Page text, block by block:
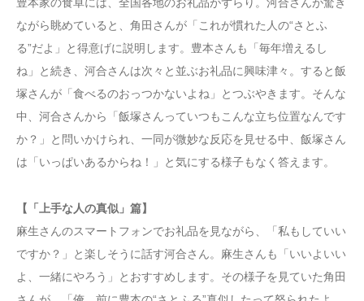
ながら眺めていると、角田さんが「これが慣れた人の“さとふ
る”だよ」と得意げに説明します。豊本さんも「毎年増えるし
ね」と続き、河合さんは次々と並ぶお礼品に興味津々。すると飯
塚さんが「食べるのおっつかないよね」とつぶやきます。そんな
中、河合さんから「飯塚さんっていつもこんな⽴ち位置なんです
か？」と問いかけられ、一同が微妙な反応を見せる中、飯塚さん
は「いっぱいあるからね！」と気にする様子もなく答えます。
【「上手な人の真似」篇】
麻生さんのスマートフォンでお礼品を見ながら、「私もしていい
ですか？」と楽しそうに話す河合さん。麻生さんも「いいよいい
よ、一緒にやろう」とおすすめします。その様子を見ていた角田